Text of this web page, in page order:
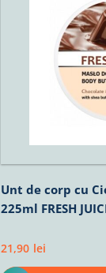
Unt de corp cu
225ml FRESH
21,90 lei